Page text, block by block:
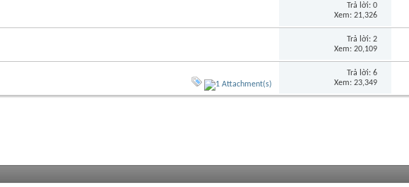
Trả lời: 0
Xem: 21,326
Trả lời: 2
Xem: 20,109
Trả lời: 6
Xem: 23,349